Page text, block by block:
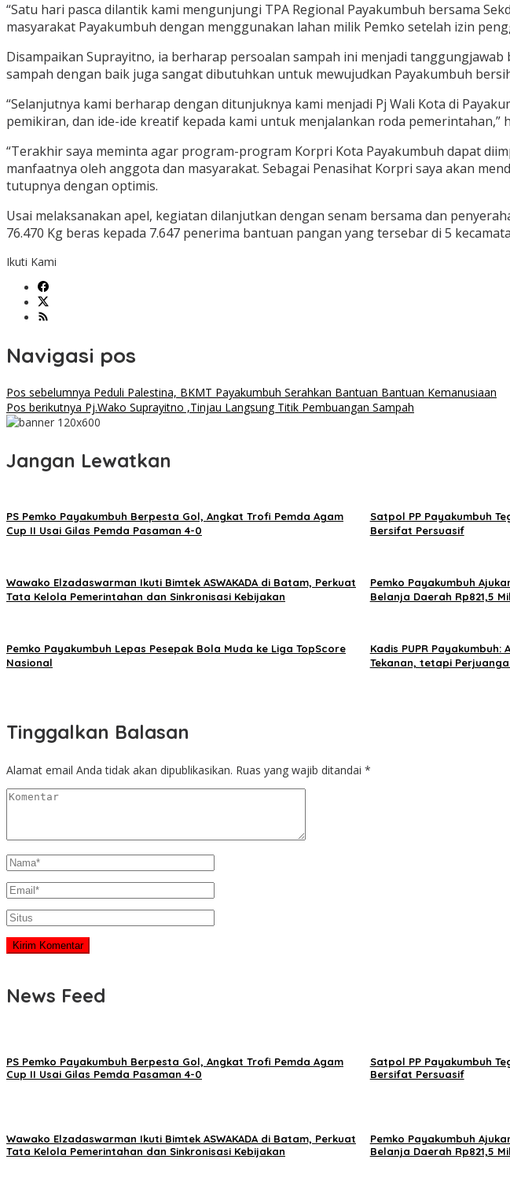
“Satu hari pasca dilantik kami mengunjungi TPA Regional Payakumbuh bersama
masyarakat Payakumbuh dengan menggunakan lahan milik Pemko setelah izin
Disampaikan Suprayitno, ia berharap persoalan sampah ini menjadi
sampah dengan baik juga sangat dibutuhkan untuk mewujudkan Payakumbuh
“Selanjutnya kami berharap dengan ditunjuknya kami menjadi Pj Wali Kota di
pemikiran, dan ide-ide kreatif kepada kami untuk menjalankan roda pemerintahan,”
“Terakhir saya meminta agar program-program Korpri Kota Payakumbuh dapat
manfaatnya oleh anggota dan masyarakat. Sebagai Penasihat Korpri saya akan
tutupnya dengan optimis.
Usai melaksanakan apel, kegiatan dilanjutkan dengan senam bersama dan
76.470 Kg beras kepada 7.647 penerima bantuan pangan yang tersebar di 5
Ikuti Kami
Navigasi pos
Pos sebelumnya Peduli Palestina, BKMT Payakumbuh Serahkan Bantuan Bantuan Kemanusiaan
Pos berikutnya Pj.Wako Suprayitno ,Tinjau Langsung Titik Pembuangan Sampah
Jangan Lewatkan
PS Pemko Payakumbuh Berpesta Gol, Angkat Trofi Pemda Agam
Cup II Usai Gilas Pemda Pasaman 4-0
Satpol PP Payakumbuh
Bersifat Persuasif
Wawako Elzadaswarman Ikuti Bimtek ASWAKADA di Batam, Perkuat
Tata Kelola Pemerintahan dan Sinkronisasi Kebijakan
Pemko Payakumbuh
Belanja Daerah Rp821,5
Pemko Payakumbuh Lepas Pesepak Bola Muda ke Liga TopScore
Nasional
Kadis PUPR
Tekanan, tetapi
Tinggalkan Balasan
Alamat email Anda tidak akan dipublikasikan. Ruas yang wajib ditandai *
News Feed
PS Pemko Payakumbuh Berpesta Gol, Angkat Trofi Pemda Agam
Cup II Usai Gilas Pemda Pasaman 4-0
Satpol PP Payakumbuh
Bersifat Persuasif
Wawako Elzadaswarman Ikuti Bimtek ASWAKADA di Batam, Perkuat
Tata Kelola Pemerintahan dan Sinkronisasi Kebijakan
Pemko Payakumbuh
Belanja Daerah Rp821,5